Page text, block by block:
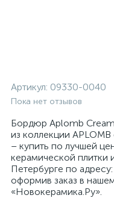
Артикул: 09330-0040
Пока нет отзывов
Бордюр Aplomb
из коллекции
– купить по лучшей
керамической плитки
Петербурге по
оформив заказ в
«Новокерамика.Ру».